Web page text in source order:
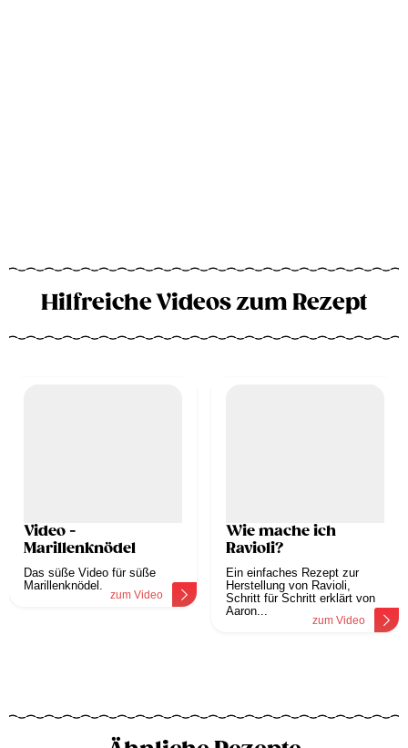
Hilfreiche Videos zum Rezept
Video -
Marillenknödel
Das süße Video für süße
Marillenknödel.
zum Video
Wie mache ich
Ravioli?
Ein einfaches Rezept zur
Herstellung von Ravioli,
Schritt für Schritt erklärt von
Aaron...
zum Video